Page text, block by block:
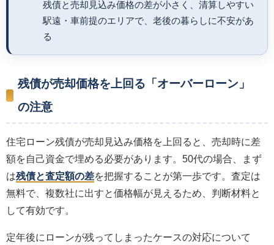
残債と売却見込み価格の差が小さく、清算しやすい
駅遠・車前提のエリアで、老後の暮らしに不安があ
る
残債が売却価格を上回る「オーバーローン」
の注意
住宅ローン残債が売却見込み価格を上回ると、売却時に差
額を自己資金で埋める必要があります。50代の場合、まず
は残債と査定額の差を把握することが第一歩です。査定は
無料で、複数社に出すと価格幅が見えるため、判断材料と
して有効です。
定年後にローンが残ってしまったケースの対応について